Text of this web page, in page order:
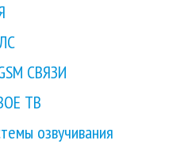
СВЯЗИ
ТВ
озвучивания